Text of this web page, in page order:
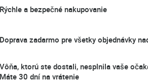
Rýchle a bezpečné nakupovanie
Doprava zadarmo pre všetky objednávky
Vôňa, ktorú ste dostali, nesplnila vaše
Máte 30 dní na vrátenie